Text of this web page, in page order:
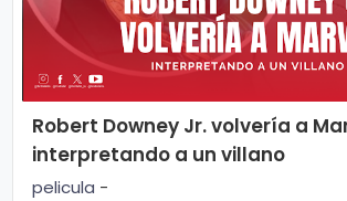
Robert Downey Jr. volvería a
interpretando a un villano
pelicula -